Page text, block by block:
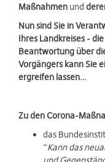
Maßnahmen und
Nun sind Sie in
Ihres Landkreises -
Beantwortung über
Vorgängers kann Sie
ergreifen lassen…
Zu den Corona-
das
“Kann das